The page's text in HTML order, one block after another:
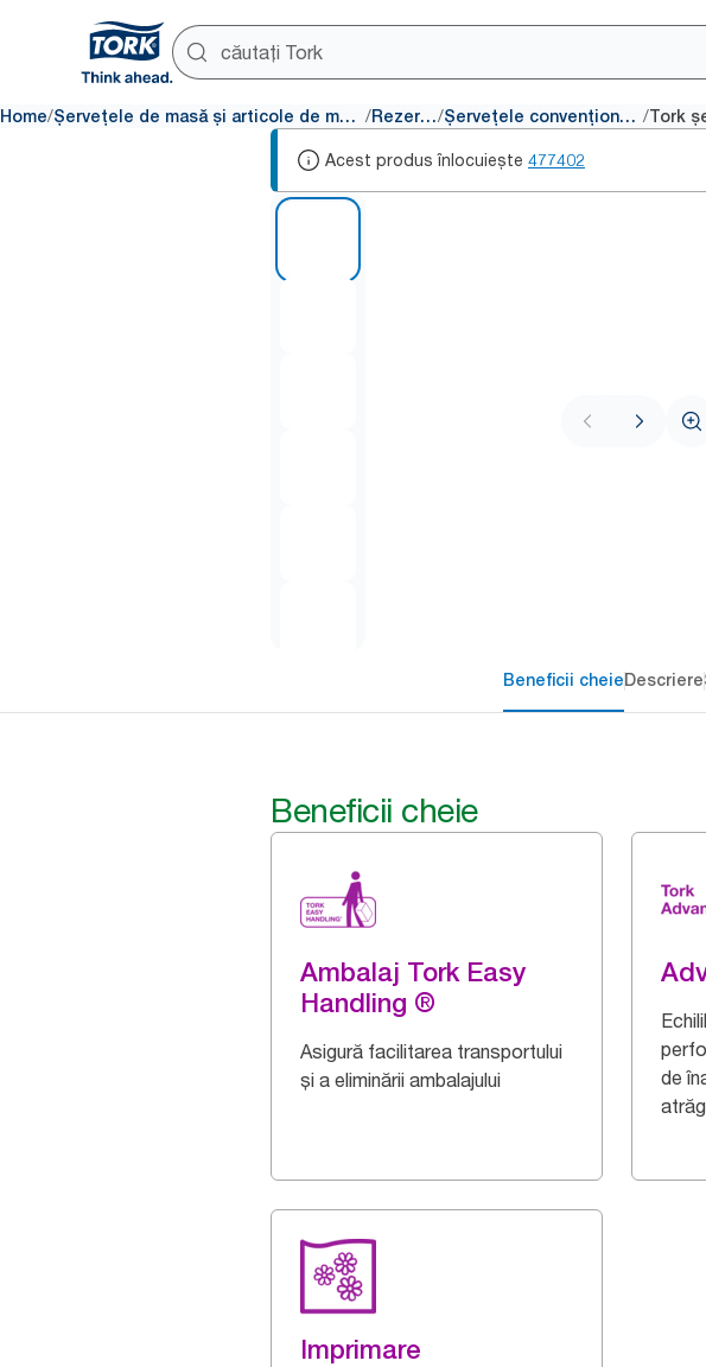
Home/ Șervețele de masă și articole de masă / Rezerve/ Șervețele convenționale /
Acest produs înlocuiește 477402
Beneficii cheieDescriere
Beneficii cheie
Ambalaj Tork Easy
Handling ®
Asigură facilitarea transportului
și a eliminării ambalajului
de
Imprimare